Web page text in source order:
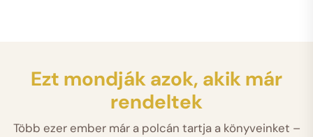
Ezt mondják azok, akik már
rendeltek
Több ezer ember már a polcán tartja a könyveinket –